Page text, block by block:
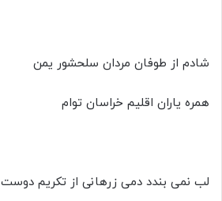
شادم از طوفان مردان سلحشور یمن
همره یاران اقلیم خراسان توام
لب نمی بندد دمی زرهانی از تکریم دوست